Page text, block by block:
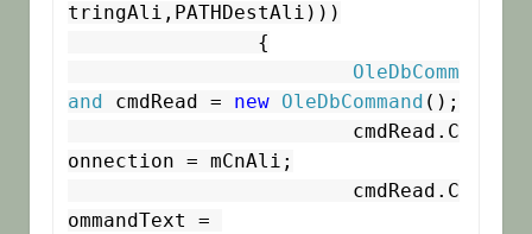
tringAli,PATHDestAli)))
OleDbComm
and
cmdRead = new OleDbCommand ();
onnection = mCnAli;
ommandText =